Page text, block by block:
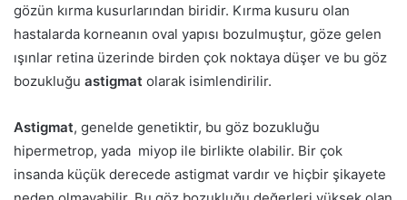
gözün kırma kusurlarından biridir. Kırma kusuru olan
hastalarda korneanın oval yapısı bozulmuştur, göze gelen
ışınlar retina üzerinde birden çok noktaya düşer ve bu göz
bozukluğu astigmat olarak isimlendirilir.
Astigmat, genelde genetiktir, bu göz bozukluğu
hipermetrop, yada miyop ile birlikte olabilir. Bir çok
insanda küçük derecede astigmat vardır ve hiçbir şikayete